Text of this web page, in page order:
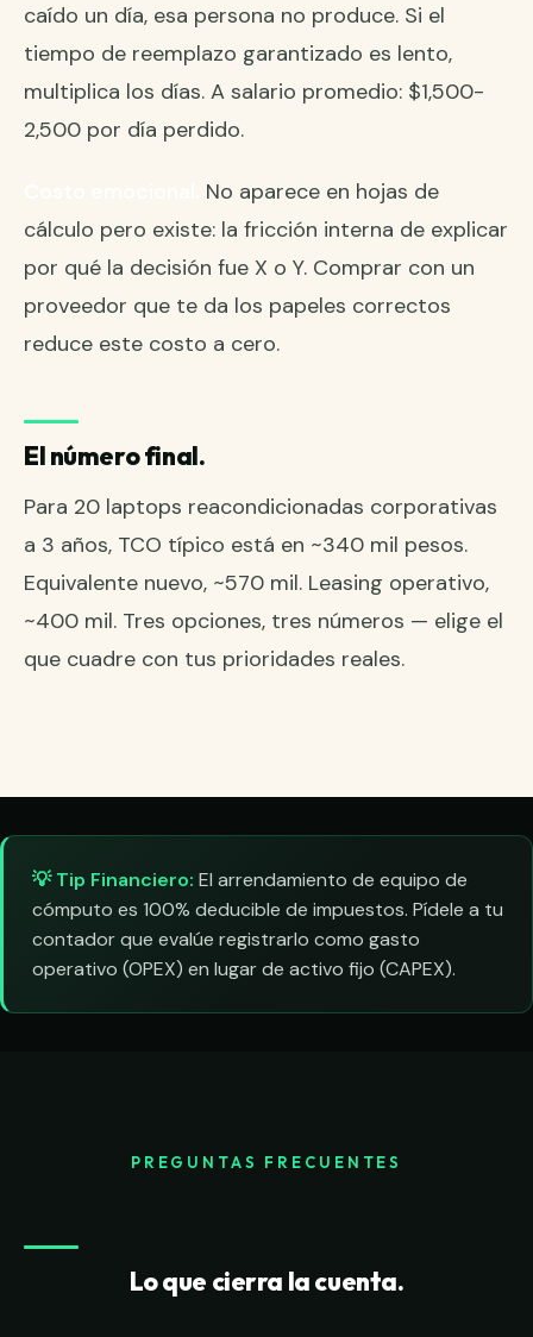
caído un día, esa persona no produce. Si el
tiempo de reemplazo garantizado es lento,
multiplica los días. A salario promedio: $1,500-
2,500 por día perdido.
No aparece en hojas de
cálculo pero existe: la fricción interna de explicar
por qué la decisión fue X o Y. Comprar con un
proveedor que te da los papeles correctos
reduce este costo a cero.
El número final.
Para 20 laptops reacondicionadas corporativas
a 3 años, TCO típico está en ~340 mil pesos.
Equivalente nuevo, ~570 mil. Leasing operativo,
~400 mil. Tres opciones, tres números — elige el
que cuadre con tus prioridades reales.
💡 Tip Financiero: El arrendamiento de equipo de
cómputo es 100% deducible de impuestos. Pídele a tu
contador que evalúe registrarlo como gasto
operativo (OPEX) en lugar de activo fijo (CAPEX).
PREGUNTAS FRECUENTES
Lo que cierra la cuenta.